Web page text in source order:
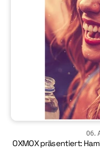
06.
OXMOX präsentiert: